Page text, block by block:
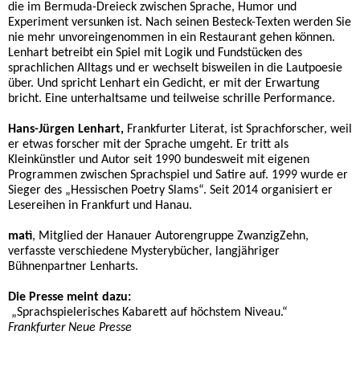
Der alte Hanauer
Leslie Link Biografie
CDs
ITF-Club
Social Media
Presse
die im Bermuda-Dreieck zwischen Sprache, Humor und
Experiment versunken ist. Nach seinen Besteck-Texten werden Sie
nie mehr unvoreingenommen in ein Restaurant gehen können.
Lenhart betreibt ein Spiel mit Logik und Fundstücken des
sprachlichen Alltags und er wechselt bisweilen in die Lautpoesie
über. Und spricht Lenhart ein Gedicht, er mit der Erwartung
bricht. Eine unterhaltsame und teilweise schrille Performance.
Hans-Jürgen Lenhart, Frankfurter Literat, ist Sprachforscher, weil
er etwas forscher mit der Sprache umgeht. Er tritt als
Kleinkünstler und Autor seit 1990 bundesweit mit eigenen
Programmen zwischen Sprachspiel und Satire auf. 1999 wurde er
Sieger des „Hessischen Poetry Slams“. Seit 2014 organisiert er
Lesereihen in Frankfurt und Hanau.
matì, Mitglied der Hanauer Autorengruppe ZwanzigZehn,
verfasste verschiedene Mysterybücher, langjähriger
Bühnenpartner Lenharts.
Die Presse meint dazu:
„Sprachspielerisches Kabarett auf höchstem Niveau.“
Frankfurter Neue Presse